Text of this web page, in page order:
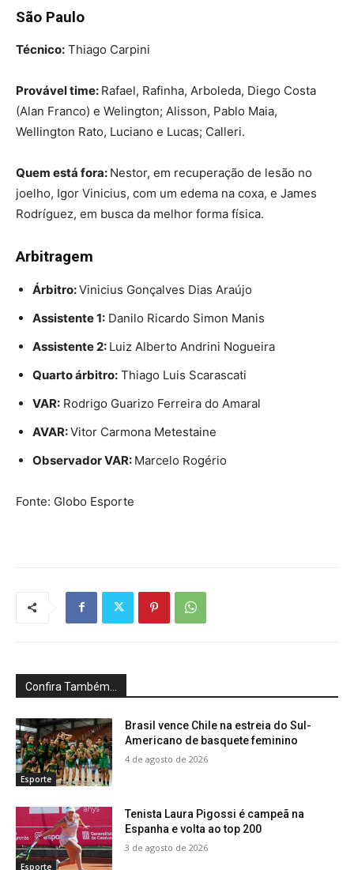
São Paulo
Técnico: Thiago Carpini
Provável time: Rafael, Rafinha, Arboleda, Diego Costa
(Alan Franco) e Welington; Alisson, Pablo Maia,
Wellington Rato, Luciano e Lucas; Calleri.
Quem está fora: Nestor, em recuperação de lesão no
joelho, Igor Vinicius, com um edema na coxa, e James
Rodríguez, em busca da melhor forma física.
Arbitragem
Árbitro:Vinicius Gonçalves Dias Araújo
Assistente 1: Danilo Ricardo Simon Manis
Assistente 2: Luiz Alberto Andrini Nogueira
Quarto árbitro: Thiago Luis Scarascati
VAR: Rodrigo Guarizo Ferreira do Amaral
AVAR:Vitor Carmona Metestaine
Observador VAR: Marcelo Rogério
Fonte: Globo Esporte
Confira Também...
Esporte
Brasil vence Chile na estreia do Sul-
Americano de basquete feminino
4 de agosto de 2026
Esporte
Tenista Laura Pigossi é campeã na
Espanha e volta ao top 200
3 de agosto de 2026